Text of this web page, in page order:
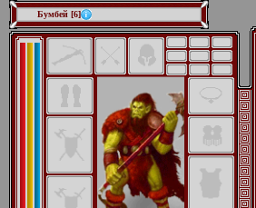
Бумбей [6]